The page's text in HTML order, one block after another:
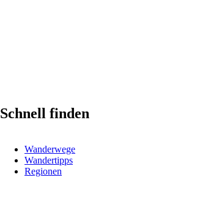
Schnell finden
Wanderwege
Wandertipps
Regionen